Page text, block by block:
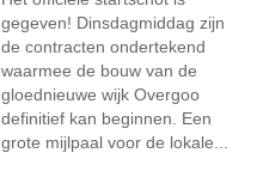
gegeven! Dinsdagmiddag zijn
de contracten ondertekend
waarmee de bouw van de
gloednieuwe wijk Overgoo
definitief kan beginnen. Een
grote mijlpaal voor de lokale...